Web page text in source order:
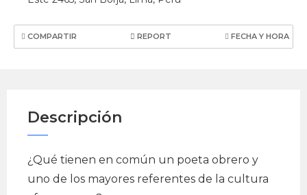
COMPARTIR REPORT FECHA Y HORA
Descripción
¿Qué tienen en común un poeta obrero y
uno de los mayores referentes de la cultura